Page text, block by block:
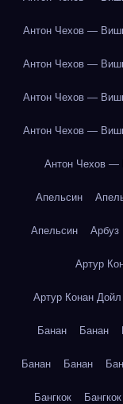
Антон Чехов —
Антон Чехов —
Антон Чехов —
Антон Чехов —
Антон Чехов —
Апельсин
Апельсин Арбуз
Артур
Артур Конан
Банан Банан
Банан Банан
Бангкок Бангкок